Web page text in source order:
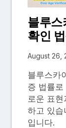
블루스
확인
August 26,
블루스카
증 법률
로운 표
하고 있습
입니다.